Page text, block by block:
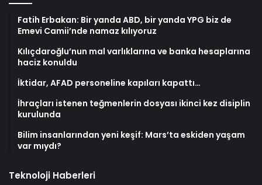
Fatih Erbakan: Bir yanda ABD, bir yanda YPG biz de
Emevi Camii’nde namaz kılıyoruz
Kılıçdaroğlu’nun mal varlıklarına ve banka hesaplarına
haciz konuldu
İktidar, AFAD personeline kapıları kapattı…
İhraçları istenen teğmenlerin dosyası ikinci kez disiplin
kurulunda
Bilim insanlarından yeni keşif: Mars’ta eskiden yaşam
var mıydı?
Teknoloji Haberleri